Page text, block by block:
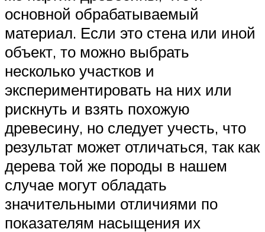
основной обрабатываемый
материал. Если это стена или иной
объект, то можно выбрать
несколько участков и
экспериментировать на них или
рискнуть и взять похожую
древесину, но следует учесть, что
результат может отличаться, так как
дерева той же породы в нашем
случае могут обладать
значительными отличиями по
показателям насыщения их